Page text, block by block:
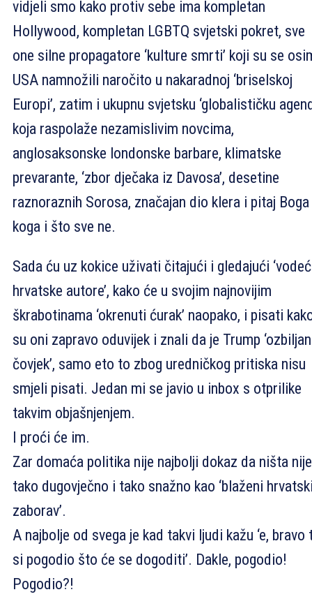
vidjeli smo kako protiv sebe ima kompletan
Hollywood, kompletan LGBTQ svjetski pokret, sve
one silne propagatore ‘kulture smrti’ koji su se
USA namnožili naročito u nakaradnoj ‘briselskoj
Europi’, zatim i ukupnu svjetsku ‘globalističku
koja raspolaže nezamislivim novcima,
anglosaksonske londonske barbare, klimatske
prevarante, ‘zbor dječaka iz Davosa’, desetine
raznoraznih Sorosa, značajan dio klera i pitaj Boga
koga i što sve ne.
Sada ću uz kokice uživati čitajući i gledajući
hrvatske autore’, kako će u svojim najnovijim
škrabotinama ‘okrenuti ćurak’ naopako, i pisati
su oni zapravo oduvijek i znali da je Trump ‘ozbiljan
čovjek’, samo eto to zbog uredničkog pritiska nisu
smjeli pisati. Jedan mi se javio u inbox s otprilike
takvim objašnjenjem.
I proći će im.
Zar domaća politika nije najbolji dokaz da ništa nije
tako dugovječno i tako snažno kao ‘blaženi
zaborav’.
A najbolje od svega je kad takvi ljudi kažu ‘e, bravo
si pogodio što će se dogoditi’. Dakle, pogodio!
Pogodio?!